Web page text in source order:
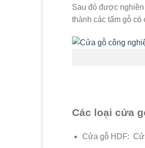
Sau đó được
thành các tấm gỗ
Các loại cửa
Cửa gỗ HDF: